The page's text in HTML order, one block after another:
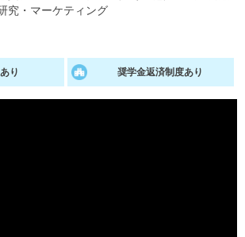
スカウト
サポート
究・マーケティング
り 奨学金返済制度あり